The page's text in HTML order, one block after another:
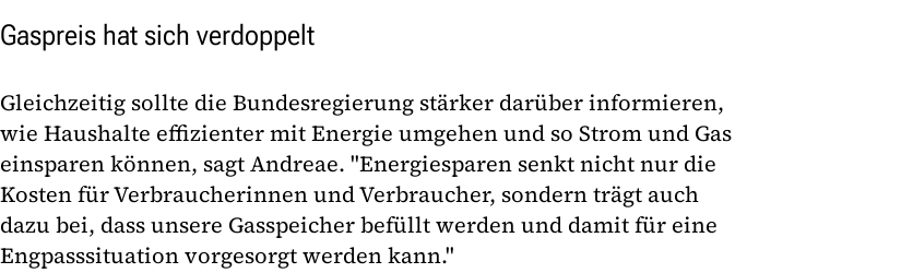
Gaspreis hat sich verdoppelt
Gleichzeitig sollte die Bundesregierung stärker darüber informieren,
wie Haushalte effizienter mit Energie umgehen und so Strom und Gas
einsparen können, sagt Andreae. "Energiesparen senkt nicht nur die
Kosten für Verbraucherinnen und Verbraucher, sondern trägt auch
dazu bei, dass unsere Gasspeicher befüllt werden und damit für eine
Engpasssituation vorgesorgt werden kann."